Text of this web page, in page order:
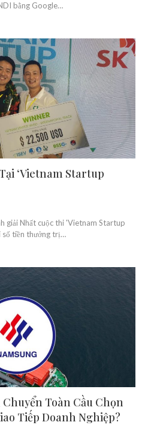
bằng Google…
‘Vietnam Startup
giải Nhất cuộc thi 'Vietnam Startup
số tiền thưởng trị…
Chuyển Toàn Cầu Chọn
Tiếp Doanh Nghiệp?